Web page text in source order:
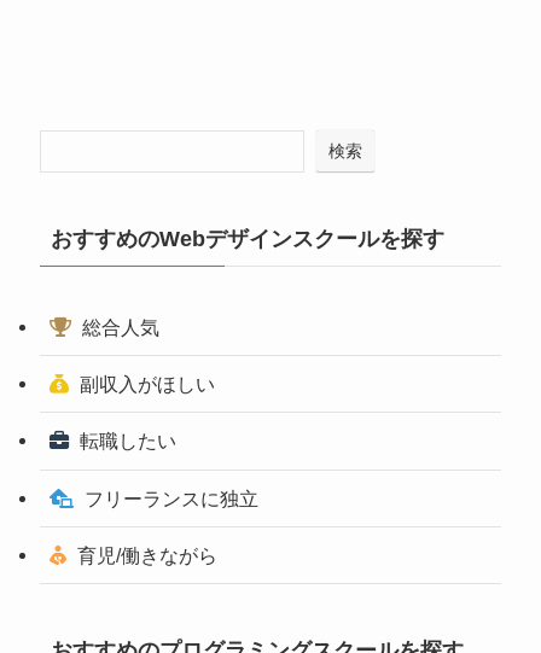
検索
おすすめのWebデザインスクールを探す
総合人気
副収入がほしい
転職したい
フリーランスに独立
育児/働きながら